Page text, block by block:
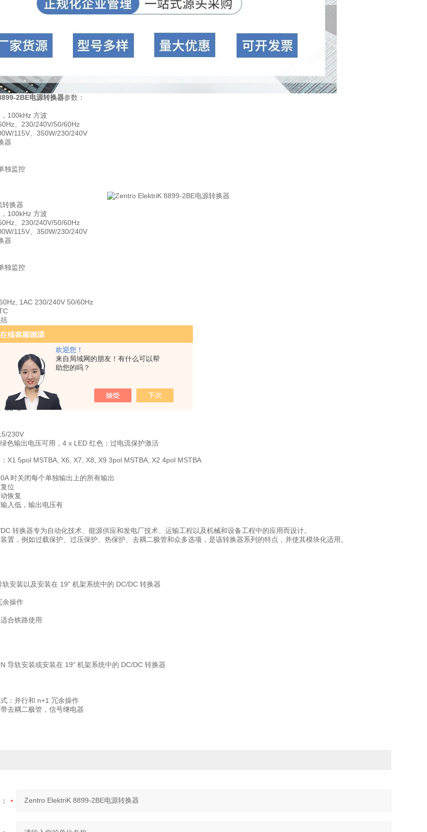
欢迎您！
来自局域网的朋友！有什么可以帮
助您的吗？
2BE电源转换器参数：
100kHz 方波
、230/240V/50/60Hz
115V、350W/230/240V
器
独监控
换器
100kHz 方波
、230/240V/50/60Hz
115V、350W/230/240V
器
独监控
1AC 230/240V 50/60Hz
动
55V/100kHz，对称方波
平均电流1.5A，每路输出峰值电流6.5A
55°C
230V
色输出电压可用， 4 x LED 红色：过电流保护激活
X1 5pol MSTBA, X6, X7, X8, X9 3pol MSTBA, X2 4pol MSTBA
时关闭每个单独输出上的所有输出
位
恢复
入低，输出电压有
转换器专为自动化技术、能源供应和发电厂技术、运输工程以及机械和设备工程中的应用而设计。
置，例如过载保护、过压保护、热保护、去耦二极管和众多选项，是该转换器系列的特点，并使其模块化适用。
轨安装以及安装在 19" 机架系统中的 DC/DC 转换器
余操作
合铁路使用
导轨安装或安装在 19" 机架系统中的 DC/DC 转换器
：并行和 n+1 冗余操作
去耦二极管，信号继电器